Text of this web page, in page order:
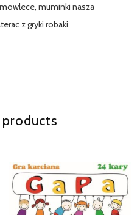
muminki nasza
z gryki robaki